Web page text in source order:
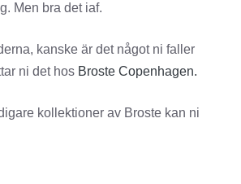
Men bra det iaf.
kanske är det något ni faller
ni det hos Broste Copenhagen.
kollektioner av Broste kan ni